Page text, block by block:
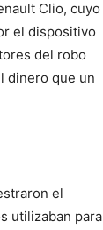
Clio, cuyo
el dispositivo
del robo
dinero que un
el
utilizaban para